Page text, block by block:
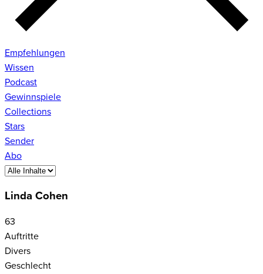
Empfehlungen
Wissen
Podcast
Gewinnspiele
Collections
Stars
Sender
Abo
Linda Cohen
63
Auftritte
Divers
Geschlecht